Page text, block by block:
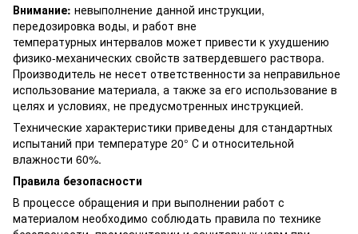
Внимание: невыполнение данной инструкции,
передозировка воды, и работ вне
температурных интервалов может привести к ухудшению
физико-механических свойств затвердевшего раствора.
Производитель не несет ответственности за неправильное
использование материала, а также за его использование в
целях и условиях, не предусмотренных инструкцией.
Технические характеристики приведены для стандартных
испытаний при температуре 20° С и относительной
влажности 60%.
Правила безопасности
В процессе обращения и при выполнении работ с
материалом необходимо соблюдать правила по технике